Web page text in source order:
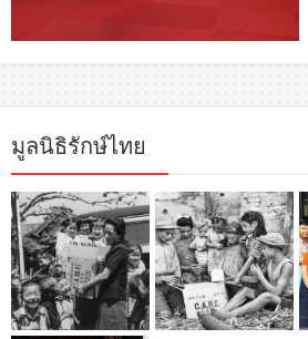
มูลนิธิรักษ์ไทย